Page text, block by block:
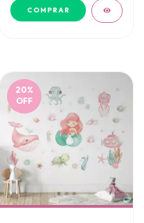
COMPRAR
20%
OFF